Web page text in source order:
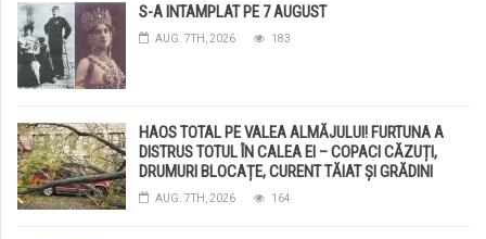
S-A INTAMPLAT PE 7 AUGUST
AUG. 7TH, 2026 183
HAOS TOTAL PE VALEA ALMĂJULUI! FURTUNA A
DISTRUS TOTUL ÎN CALEA EI – COPACI CĂZUȚI,
DRUMURI BLOCAȚE, CURENT TĂIAT ȘI GRĂDINI
DISTRUSE DE GRINDINĂ!
AUG. 7TH, 2026 164